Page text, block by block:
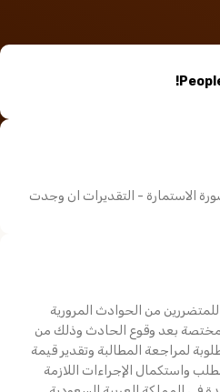
جهات متعددة
الاستمارة - التقديرات ان وجدت
من الحوادث المرورية
بعد وقوع الحادث وذلك من
لمراجعة المطالبة وتقدير قيمة
واستكمال الإجراءات اللازمة